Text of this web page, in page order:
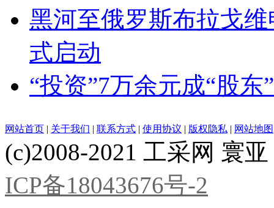
黑河至俄罗斯布拉戈
式启动
“投资”7万余元成“股
网站首页 | 关于我们 | 联系方式 | 使用协议 | 版权隐私 | 网站地图
(c)2008-2021 工采网 寰
ICP备18043676号-2